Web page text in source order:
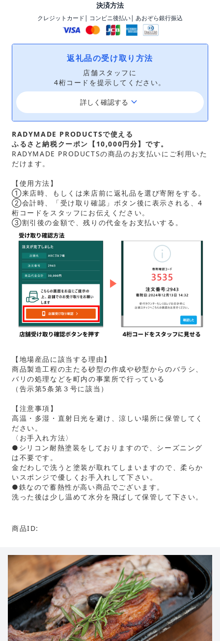
決済方法
クレジットカード| コンビニ後払い| あおぞら銀行振込
返礼品の受け取り方法
店舗スタッフに
4桁コードを提示してください。
詳しく確認する keyboard_arrow_down
RADYMADE PRODUCTSで使える
ふるさと納税クーポン【10,000円分】です。
RADYMADE PRODUCTSの商品のお支払いにご利用いた
だけます。
【使用方法】
①来店時、もしくは来店前に返礼品を選び寄附をする。
②会計時、「受け取り確認」ボタン後に表示される、4
桁コードをスタッフにお伝えください。
③割引後の金額で、残りの代金をお支払いする。
【地場産品に該当する理由】
商品製造工程の主たる砂型の作成や砂型からのバラシ、
バリの処理などを町内の事業所で行っている
（告示第5条第３号に該当）
【注意事項】
高温・多湿・直射日光を避け、涼しい場所に保管してく
ださい。
〈お手入れ方法〉
●シリコン耐熱塗装をしておりますので、シーズニング
は不要です。
金だわしで洗うと塗装が取れてしまいますので、柔らか
いスポンジで優しくお手入れして下さい。
●鉄なので蓄熱性が高い商品でございます。
洗った後は少し温めて水分を飛ばして保管して下さい。
商品ID: